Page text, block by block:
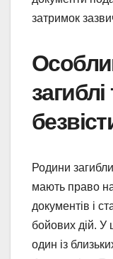
затримок
загиблі
Родини
мають право
документів і
бойових дій. У
один із